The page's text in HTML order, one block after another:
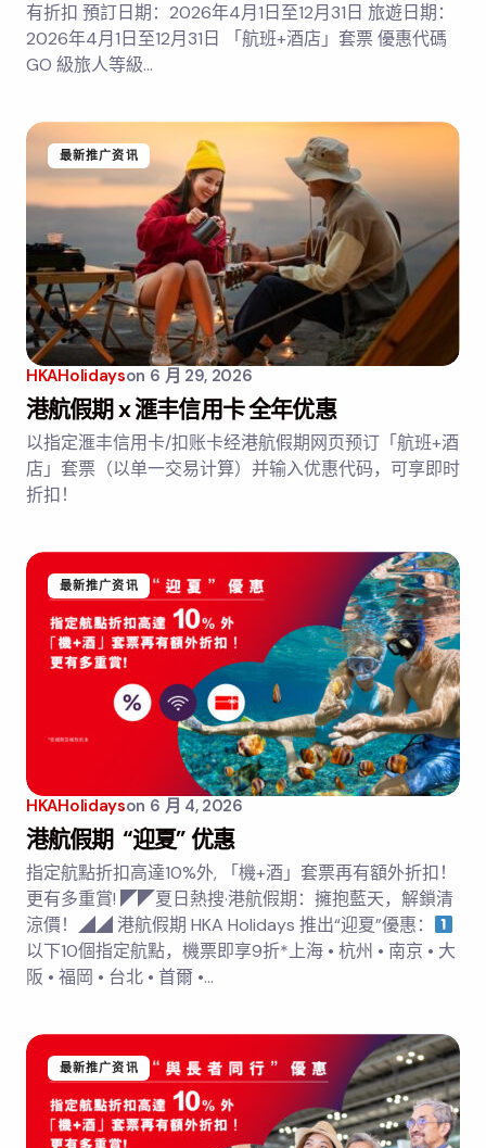
有折扣 預訂日期：2026年4月1日至12月31日 旅遊日期：
2026年4月1日至12月31日 「航班+酒店」套票 優惠代碼
GO 級旅人等級…
最新推广资讯
HKAHolidayson 6 月 29, 2026
港航假期 x 滙丰信用卡 全年优惠
以指定滙丰信用卡/扣账卡经港航假期网页预订「航班+酒
店」套票（以单一交易计算）并输入优惠代码，可享即时
折扣！
最新推广资讯
HKAHolidayson 6 月 4, 2026
港航假期 “迎夏” 优惠
指定航點折扣高達10%外, 「機+酒」套票再有額外折扣！
更有多重賞! ◤◤夏日熱搜·港航假期：擁抱藍天，解鎖清
涼價！◢◢ 港航假期 HKA Holidays 推出“迎夏”優惠：
以下10個指定航點，機票即享9折*上海 • 杭州 • 南京 • 大
阪 • 福岡 • 台北 • 首爾 •…
最新推广资讯